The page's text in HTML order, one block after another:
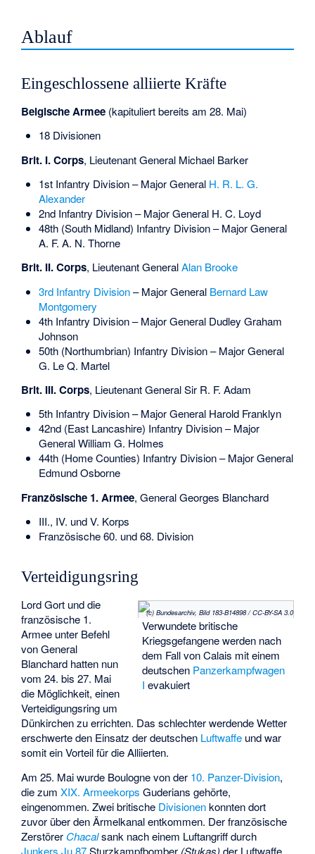
Ablauf
Eingeschlossene alliierte Kräfte
Belgische Armee (kapituliert bereits am 28. Mai)
18 Divisionen
Brit. I. Corps, Lieutenant General Michael Barker
1st Infantry Division – Major General H. R. L. G.
Alexander
2nd Infantry Division – Major General H. C. Loyd
48th (South Midland) Infantry Division – Major General
A. F. A. N. Thorne
Brit. II. Corps, Lieutenant GeneralAlan Brooke
3rd Infantry Division– Major General Bernard Law
Montgomery
4th Infantry Division – Major General Dudley Graham
Johnson
50th (Northumbrian) Infantry Division – Major General
G. Le Q. Martel
Brit. III. Corps, Lieutenant General Sir R. F. Adam
5th Infantry Division – Major General Harold Franklyn
42nd (East Lancashire) Infantry Division – Major
GeneralWilliam G. Holmes
44th (Home Counties) Infantry Division – Major General
Edmund Osborne
Französische 1. Armee, GeneralGeorges Blanchard
III., IV. und V. Korps
Französische 60. und 68. Division
Verteidigungsring
(c) Bundesarchiv, Bild 183-B14898 / CC-BY-SA 3.0
Verwundete britische
Kriegsgefangene werden nach
dem Fall von Calais mit einem
deutschen Panzerkampfwagen
I evakuiert
Lord Gort und die
französische 1.
Armee unter Befehl
von General
Blanchard hatten nun
vom 24. bis 27. Mai
die Möglichkeit, einen
Verteidigungsring um
Dünkirchen zu errichten. Das schlechter werdende Wetter
erschwerte den Einsatz der deutschen Luftwaffe und war
somit ein Vorteil für die Alliierten.
Am 25. Mai wurde Boulogne von der 10. Panzer-Division,
die zumXIX. Armeekorps Guderians gehörte,
eingenommen. Zwei britische Divisionenkonnten dort
zuvor über den Ärmelkanal entkommen. Der französische
Zerstörer Chacalsank nach einem Luftangriff durch
Junkers Ju 87Sturzkampfbomber (Stukas)der Luftwaffe.